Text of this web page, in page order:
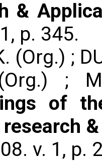
&
p. 345.
(Org.) ;
;
of
v. 1, p.